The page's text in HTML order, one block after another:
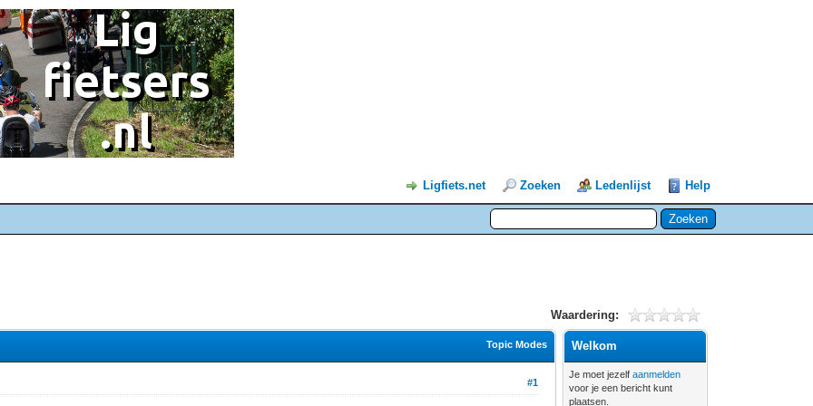
Ligfiets.net Zoeken Ledenlijst Help
Waardering:
Topic Modes
#1
Welkom
Je moet jezelfaanmelden
voor je een bericht kunt
plaatsen.